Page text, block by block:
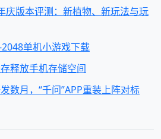
庆版本评测：新植物、新玩法与玩
2048单机小游戏下载
释放手机存储空间
数月，“千问”APP重装上阵对标